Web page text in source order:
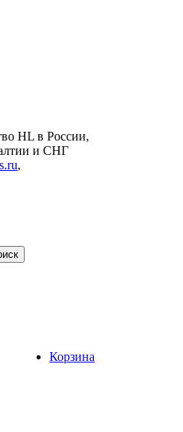
HL в России,
и СНГ
,
Корзина